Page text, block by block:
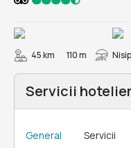
45 km 110 m
Servicii
General Servicii